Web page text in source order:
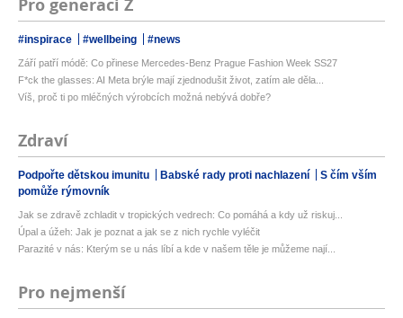
Pro generaci Z
#inspirace #wellbeing #news
Září patří módě: Co přinese Mercedes-Benz Prague Fashion Week SS27
F*ck the glasses: AI Meta brýle mají zjednodušit život, zatím ale děla...
Víš, proč ti po mléčných výrobcích možná nebývá dobře?
Zdraví
Podpořte dětskou imunitu Babské rady proti nachlazení
S čím vším
pomůže rýmovník
Jak se zdravě zchladit v tropických vedrech: Co pomáhá a kdy už riskuj...
Úpal a úžeh: Jak je poznat a jak se z nich rychle vyléčit
Parazité v nás: Kterým se u nás líbí a kde v našem těle je můžeme nají...
Pro nejmenší